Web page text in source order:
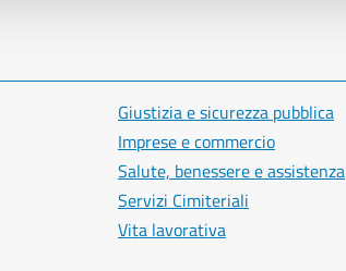
Giustizia e sicurezza pubblica
Imprese e commercio
Salute, benessere e assistenza
Servizi Cimiteriali
Vita lavorativa